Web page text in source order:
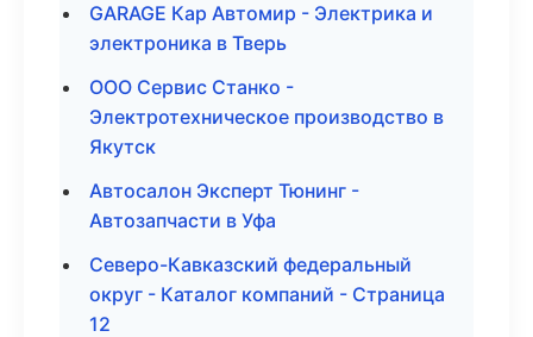
GARAGE Кар Автомир - Электрика и
электроника в Тверь
ООО Сервис Станко -
Электротехническое производство в
Якутск
Автосалон Эксперт Тюнинг -
Автозапчасти в Уфа
Северо-Кавказский федеральный
округ - Каталог компаний - Страница
12